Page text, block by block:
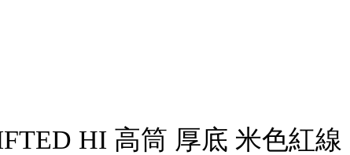
HI 高筒 厚底 米色紅線